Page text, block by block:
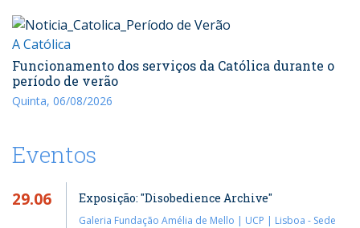
A Católica
Funcionamento dos serviços da Católica durante o
período de verão
Quinta, 06/08/2026
Eventos
29.06 Exposição: "Disobedience Archive"
Galeria Fundação Amélia de Mello | UCP | Lisboa - Sede